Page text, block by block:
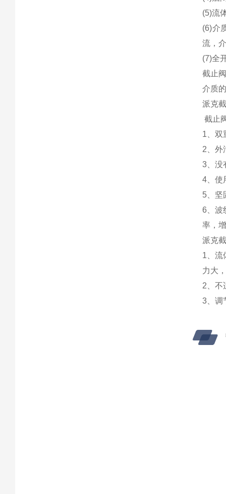
(5)流
(6)介
流，
(7)全
截止
介质
派克
截止
1、双
2、外
3、没
4、使
5、坚
6、波
率，
派克
1、流
力大
2、不
3、调